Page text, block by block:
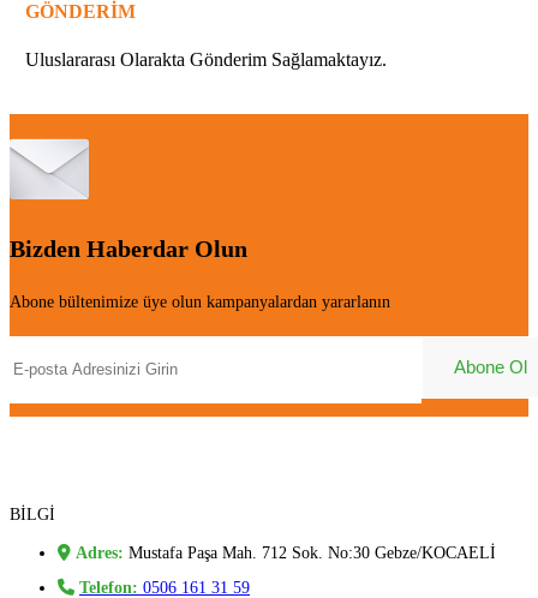
GÖNDERİM
Uluslararası Olarakta Gönderim Sağlamaktayız.
Bizden Haberdar Olun
Abone bültenimize üye olun kampanyalardan yararlanın
BİLGİ
Adres: Mustafa Paşa Mah. 712 Sok. No:30 Gebze/KOCAELİ
Telefon: 0506 161 31 59